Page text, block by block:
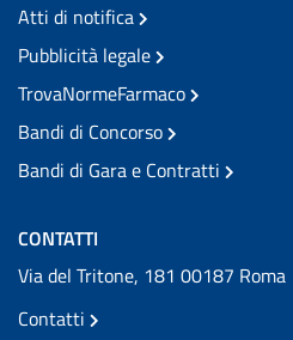
Atti di notifica
Pubblicità legale
TrovaNormeFarmaco
Bandi di Concorso
Bandi di Gara e Contratti
CONTATTI
Via del Tritone, 181 00187 Roma
Contatti